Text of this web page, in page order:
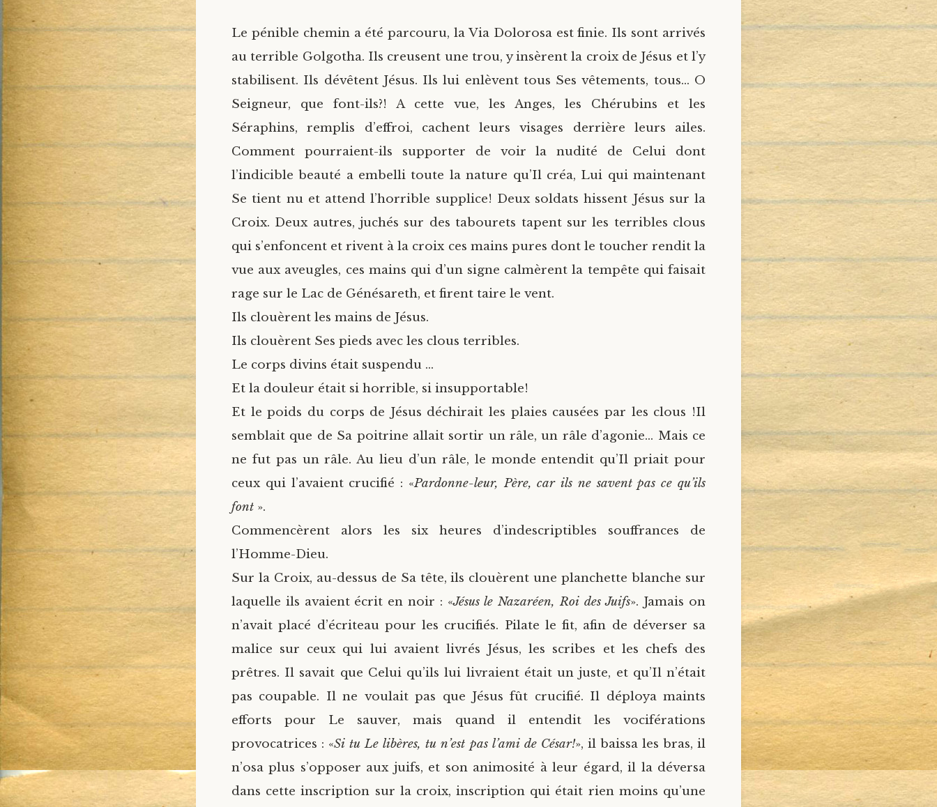
Le pénible chemin a été parcouru, la Via Dolorosa est finie. Ils sont arrivés
au terrible Golgotha. Ils creusent une trou, y insèrent la croix de Jésus et l’y
stabilisent. Ils dévêtent Jésus. Ils lui enlèvent tous Ses vêtements, tous… O
Seigneur, que font-ils?! A cette vue, les Anges, les Chérubins et les
Séraphins, remplis d’effroi, cachent leurs visages derrière leurs ailes.
Comment pourraient-ils supporter de voir la nudité de Celui dont
l’indicible beauté a embelli toute la nature qu’Il créa, Lui qui maintenant
Se tient nu et attend l’horrible supplice! Deux soldats hissent Jésus sur la
Croix. Deux autres, juchés sur des tabourets tapent sur les terribles clous
qui s’enfoncent et rivent à la croix ces mains pures dont le toucher rendit la
vue aux aveugles, ces mains qui d’un signe calmèrent la tempête qui faisait
rage sur le Lac de Génésareth, et firent taire le vent.
Ils clouèrent les mains de Jésus.
Ils clouèrent Ses pieds avec les clous terribles.
Le corps divins était suspendu …
Et la douleur était si horrible, si insupportable!
Et le poids du corps de Jésus déchirait les plaies causées par les clous !Il
semblait que de Sa poitrine allait sortir un râle, un râle d’agonie… Mais ce
ne fut pas un râle. Au lieu d’un râle, le monde entendit qu’Il priait pour
ceux qui l’avaient crucifié : «Pardonne-leur, Père, car ils ne savent pas ce qu’ils
font ».
Commencèrent alors les six heures d’indescriptibles souffrances de
l’Homme-Dieu.
Sur la Croix, au-dessus de Sa tête, ils clouèrent une planchette blanche sur
laquelle ils avaient écrit en noir : «Jésus le Nazaréen, Roi des Juifs». Jamais on
n’avait placé d’écriteau pour les crucifiés. Pilate le fit, afin de déverser sa
malice sur ceux qui lui avaient livrés Jésus, les scribes et les chefs des
prêtres. Il savait que Celui qu’ils lui livraient était un juste, et qu’Il n’était
pas coupable. Il ne voulait pas que Jésus fût crucifié. Il déploya maints
efforts pour Le sauver, mais quand il entendit les vociférations
provocatrices : «Si tu Le libères, tu n’est pas l’ami de César!», il baissa les bras, il
n’osa plus s’opposer aux juifs, et son animosité à leur égard, il la déversa
dans cette inscription sur la croix, inscription qui était rien moins qu’une